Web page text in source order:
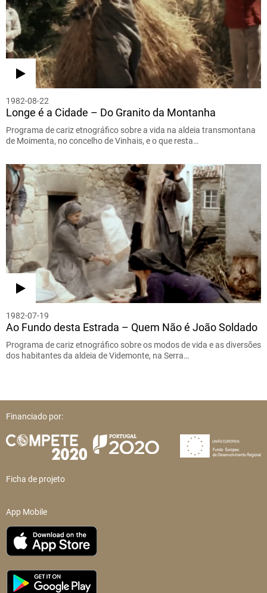
1982-08-22
Longe é a Cidade – Do Granito da Montanha
Programa de cariz etnográfico sobre a vida na aldeia transmontana
de Moimenta, no concelho de Vinhais, e o que resta…
1982-07-19
Ao Fundo desta Estrada – Quem Não é João Soldado
Programa de cariz etnográfico sobre os modos de vida e as diversões
dos habitantes da aldeia de Videmonte, na Serra…
Financiado por:
Ficha de projeto
App Mobile